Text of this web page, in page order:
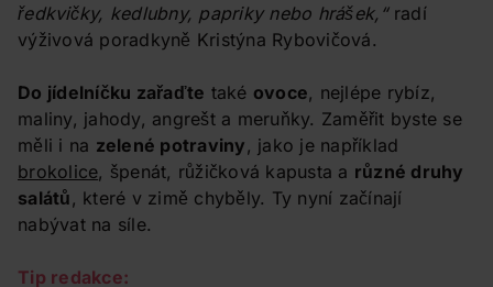
ředkvičky, kedlubny, papriky nebo hrášek,“radí
výživová poradkyně Kristýna Rybovičová.
Do jídelníčku zařaďte také ovoce, nejlépe rybíz,
maliny, jahody, angrešt a meruňky. Zaměřit byste se
měli i na zelené potraviny, jako je například
brokolice, špenát, růžičková kapusta a různé druhy
salátů, které v zimě chyběly. Ty nyní začínají
nabývat na síle.
Tip redakce: